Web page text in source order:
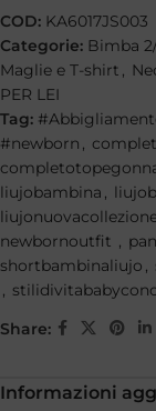
COD: KA6017JS003
Categorie: Bimba
Maglie e T-shirt ,
PER LEI
Tag:
#newborn ,
liujobambina ,
newbornoutfit ,
shortbambinaliujo ,
,
Share:
Informazioni